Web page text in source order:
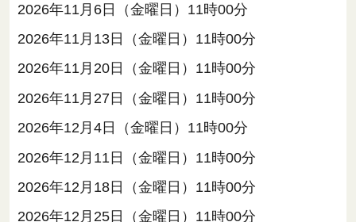
2026年11月6日（金曜日）11時00分
2026年11月13日（金曜日）11時00分
2026年11月20日（金曜日）11時00分
2026年11月27日（金曜日）11時00分
2026年12月4日（金曜日）11時00分
2026年12月11日（金曜日）11時00分
2026年12月18日（金曜日）11時00分
2026年12月25日（金曜日）11時00分